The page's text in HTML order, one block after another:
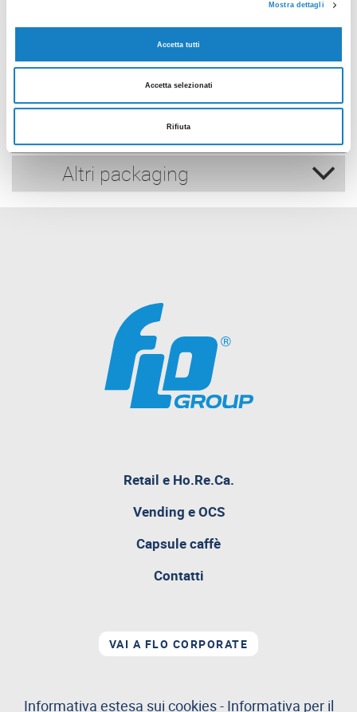
Mostra dettagli
Accetta tutti
Accetta selezionati
Rifiuta
Scarica foto
Scheda prodotto
Altri packaging
Retail e Ho.Re.Ca.pagina
Vending e OCS
Capsule caffè
Contatti
VAI A FLO CORPORATE
Informativa estesa sui cookies- Informativa per il